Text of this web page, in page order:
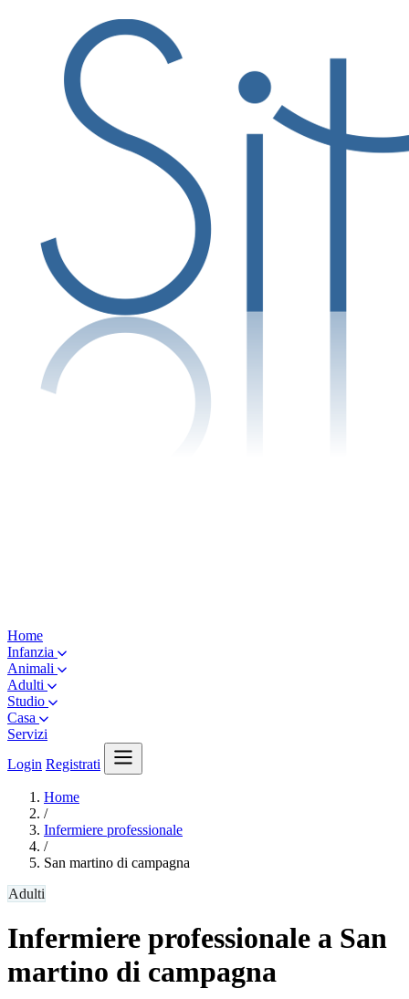
Home
Infanzia
Animali
Adulti
Studio
Casa
Servizi
Login Registrati
Home
/
Infermiere professionale
/
San martino di campagna
Adulti
Infermiere professionale a San
martino di campagna